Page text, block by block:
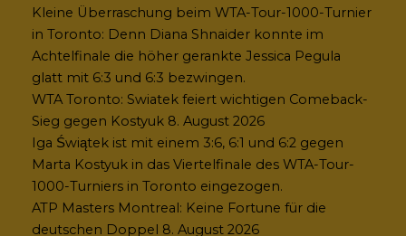
Kleine Überraschung beim WTA-Tour-1000-Turnier
in Toronto: Denn Diana Shnaider konnte im
Achtelfinale die höher gerankte Jessica Pegula
glatt mit 6:3 und 6:3 bezwingen.
WTA Toronto: Swiatek feiert wichtigen Comeback-
Sieg gegen Kostyuk 8. August 2026
Iga Świątek ist mit einem 3:6, 6:1 und 6:2 gegen
Marta Kostyuk in das Viertelfinale des WTA-Tour-
1000-Turniers in Toronto eingezogen.
ATP Masters Montreal: Keine Fortune für die
deutschen Doppel 8. August 2026